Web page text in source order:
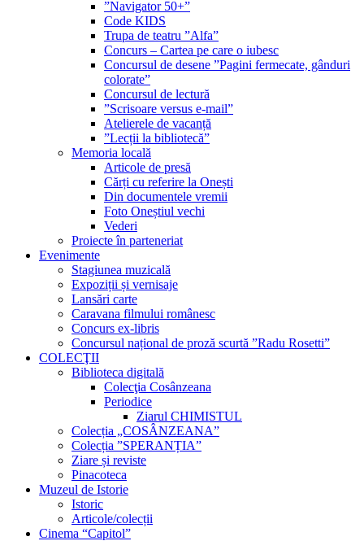
”Navigator 50+”
Code KIDS
Trupa de teatru ”Alfa”
Concurs – Cartea pe care o iubesc
Concursul de desene ”Pagini fermecate, gânduri
colorate”
Concursul de lectură
”Scrisoare versus e-mail”
Atelierele de vacanță
”Lecții la bibliotecă”
Memoria locală
Articole de presă
Cărți cu referire la Onești
Din documentele vremii
Foto Oneștiul vechi
Vederi
Proiecte în parteneriat
Evenimente
Stagiunea muzicală
Expoziții și vernisaje
Lansări carte
Caravana filmului românesc
Concurs ex-libris
Concursul național de proză scurtă ”Radu Rosetti”
COLECŢII
Biblioteca digitală
Colecţia Cosânzeana
Periodice
Ziarul CHIMISTUL
Colecția „COSÂNZEANA”
Colecția ”SPERANȚIA”
Ziare și reviste
Pinacoteca
Muzeul de Istorie
Istoric
Articole/colecții
Cinema “Capitol”